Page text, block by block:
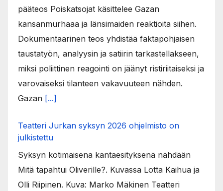
pääteos Poiskatsojat käsittelee Gazan
kansanmurhaaa ja länsimaiden reaktioita siihen.
Dokumentaarinen teos yhdistää faktapohjaisen
taustatyön, analyysin ja satiirin tarkastellakseen,
miksi poliittinen reagointi on jäänyt ristiriitaiseksi ja
varovaiseksi tilanteen vakavuuteen nähden.
Gazan [...]
Teatteri Jurkan syksyn 2026 ohjelmisto on
julkistettu
Syksyn kotimaisena kantaesityksenä nähdään
Mitä tapahtui Oliverille?. Kuvassa Lotta Kaihua ja
Olli Riipinen. Kuva: Marko Mäkinen Teatteri